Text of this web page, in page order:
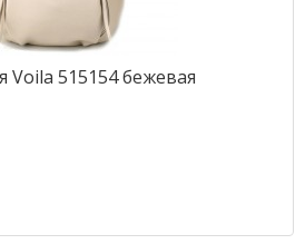
Voila 515154 бежевая